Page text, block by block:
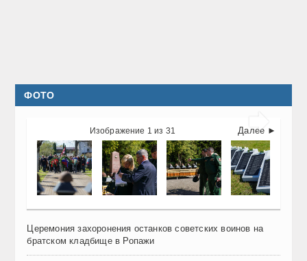
ФОТО

Далее ►
Изображение 1 из 31
Церемония захоронения останков советских воинов на
братском кладбище в Ропажи